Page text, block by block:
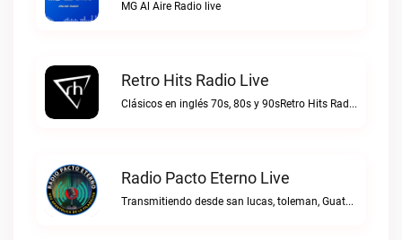
MG Al Aire Radio live
Retro Hits Radio Live
Clásicos en inglés 70s, 80s y 90sRetro Hits Radio live
Radio Pacto Eterno Live
Transmitiendo desde san lucas, toleman, Guatemala. Centro america.Radio Pacto Eterno live